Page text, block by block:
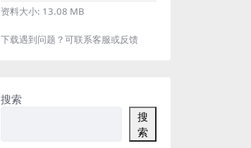
资料大小: 13.08 MB
下载遇到问题？可联系客服或反馈
搜索
搜
索